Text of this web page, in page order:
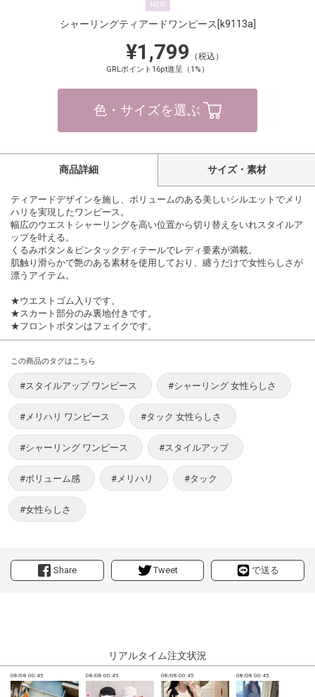
NEW
シャーリングティアードワンピース [k9113a]
¥1,799 （税込）
GRLポイント16pt進呈（1%）
色・サイズを選ぶ
Share Tweet で送る
商品詳細 サイズ・素材
ティアードデザインを施し、ボリュームのある美しいシルエットでメリ
ハリを実現したワンピース。
幅広のウエストシャーリングを高い位置から切り替えをいれスタイルア
ップを叶える。
くるみボタン＆ピンタックディテールでレディ要素が満載。
肌触り滑らかで艶のある素材を使用しており、纏うだけで女性らしさが
漂うアイテム。
★ウエストゴム入りです。
★スカート部分のみ裏地付きです。
★フロントボタンはフェイクです。
この商品のタグはこちら
#スタイルアップ ワンピース #シャーリング 女性らしさ
#メリハリ ワンピース #タック 女性らしさ
#シャーリング ワンピース #スタイルアップ
#ボリューム感 #メリハリ #タック
#女性らしさ
リアルタイム注文状況
08/08 00:45 08/08 00:45 08/08 00:45 08/08 00:45